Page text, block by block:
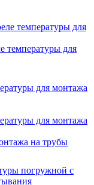
температуры для
на трубы